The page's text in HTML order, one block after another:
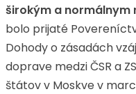
širokým a normálnym
bolo prijaté
Dohody o zásadách
doprave medzi ČSR a
štátov v Moskve v